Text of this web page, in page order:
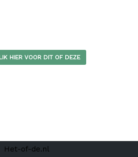
HIER VOOR DIT OF DEZE
Het-of-de.nl